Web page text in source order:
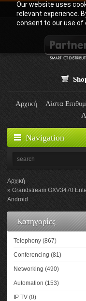
Our website uses
relevant experience.
consent to our use of
Αρχική Λίστα
Navigation
Αρχική
Grandstream GXV3470
Android
Κατηγορίες
Telephony (867)
Conferencing (81)
Networking (490)
Automation (153)
IP TV (0)